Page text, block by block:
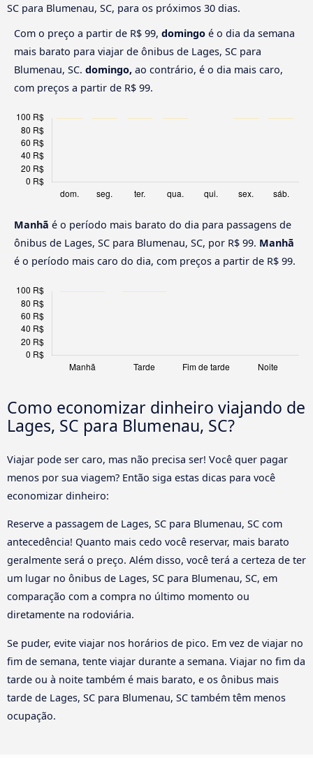
SC para Blumenau, SC, para os próximos 30 dias.
Com o preço a partir de R$ 99, domingo é o dia da semana
mais barato para viajar de ônibus de Lages, SC para
Blumenau, SC. domingo, ao contrário, é o dia mais caro,
com preços a partir de R$ 99.
Manhã é o período mais barato do dia para passagens de
ônibus de Lages, SC para Blumenau, SC, por R$ 99. Manhã
é o período mais caro do dia, com preços a partir de R$ 99.
Como economizar dinheiro viajando de
Lages, SC para Blumenau, SC?
Viajar pode ser caro, mas não precisa ser! Você quer pagar
menos por sua viagem? Então siga estas dicas para você
economizar dinheiro:
Reserve a passagem de Lages, SC para Blumenau, SC com
antecedência! Quanto mais cedo você reservar, mais barato
geralmente será o preço. Além disso, você terá a certeza de ter
um lugar no ônibus de Lages, SC para Blumenau, SC, em
comparação com a compra no último momento ou
diretamente na rodoviária.
Se puder, evite viajar nos horários de pico. Em vez de viajar no
fim de semana, tente viajar durante a semana. Viajar no fim da
tarde ou à noite também é mais barato, e os ônibus mais
tarde de Lages, SC para Blumenau, SC também têm menos
ocupação.